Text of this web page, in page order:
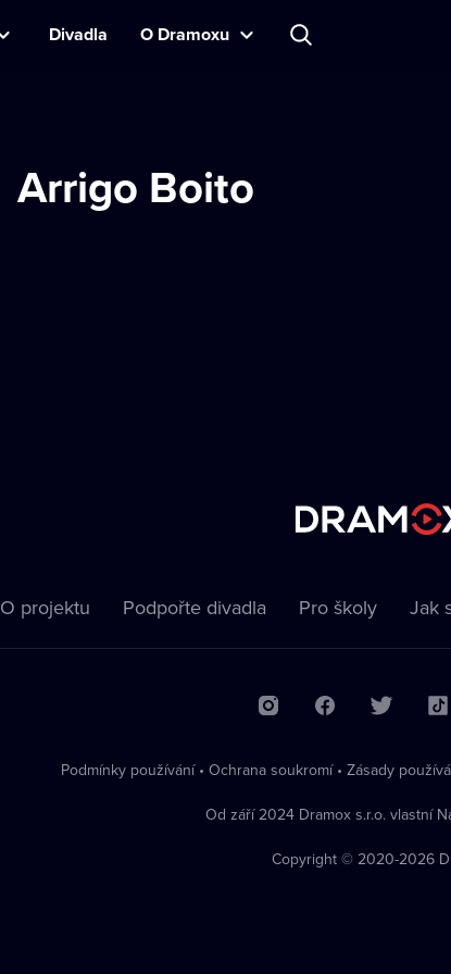
Divadla O Dramoxu
Arrigo Boito
O projektu Podpořte divadla Pro školy Jak
Podmínky používání • Ochrana soukromí • Zásady
Od září 2024 Dramox s.r.o. vlastní
Copyright © 2020-2026